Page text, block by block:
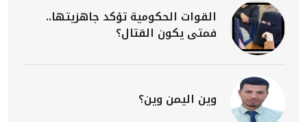
القوات الحكومية تؤكد جاهزيتها..
فمتى يكون القتال؟
وين اليمن وين؟